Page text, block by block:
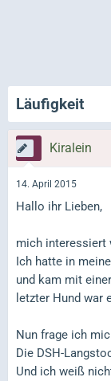
Läufigkeit
Kiralein
14. April 2015
Hallo ihr Lieben,
mich interessiert
Ich hatte in
und kam mit
letzter Hund war
Nun frage ich
Die DSH-
Und ich weiß